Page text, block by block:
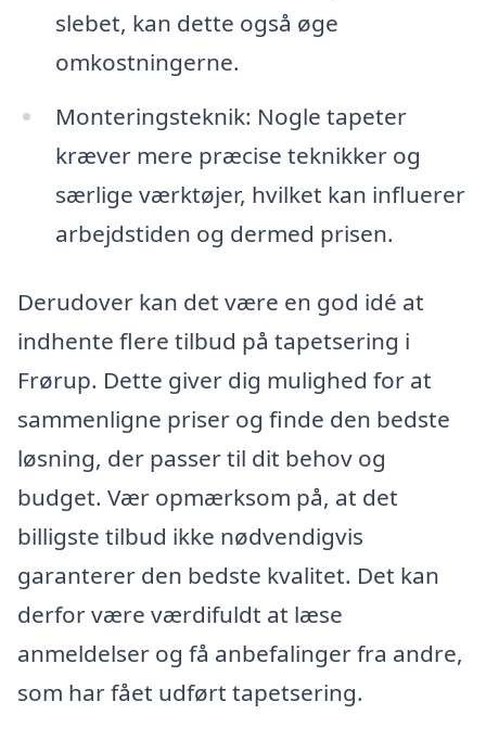
slebet, kan dette også øge
omkostningerne.
Monteringsteknik: Nogle tapeter
kræver mere præcise teknikker og
særlige værktøjer, hvilket kan influerer
arbejdstiden og dermed prisen.
Derudover kan det være en god idé at
indhente flere tilbud på tapetsering i
Frørup. Dette giver dig mulighed for at
sammenligne priser og finde den bedste
løsning, der passer til dit behov og
budget. Vær opmærksom på, at det
billigste tilbud ikke nødvendigvis
garanterer den bedste kvalitet. Det kan
derfor være værdifuldt at læse
anmeldelser og få anbefalinger fra andre,
som har fået udført tapetsering.